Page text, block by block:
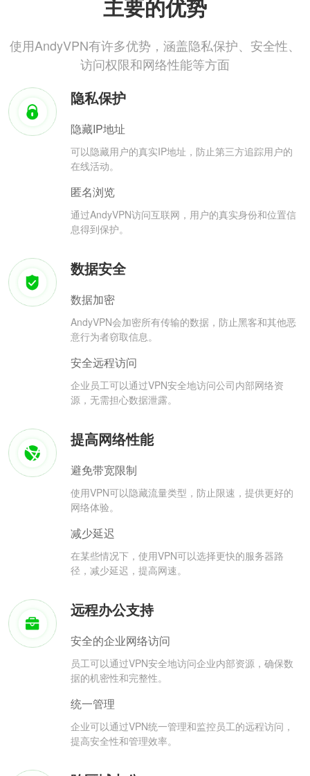
主要的优势
使用AndyVPN有许多优势，涵盖隐私保护、安全性、
访问权限和网络性能等方面
隐私保护
隐藏IP地址
可以隐藏用户的真实IP地址，防止第三方追踪用户的
在线活动。
匿名浏览
通过AndyVPN访问互联网，用户的真实身份和位置信
息得到保护。
数据安全
数据加密
AndyVPN会加密所有传输的数据，防止黑客和其他恶
意行为者窃取信息。
安全远程访问
企业员工可以通过VPN安全地访问公司内部网络资
源，无需担心数据泄露。
提高网络性能
避免带宽限制
使用VPN可以隐藏流量类型，防止限速，提供更好的
网络体验。
减少延迟
在某些情况下，使用VPN可以选择更快的服务器路
径，减少延迟，提高网速。
远程办公支持
安全的企业网络访问
员工可以通过VPN安全地访问企业内部资源，确保数
据的机密性和完整性。
统一管理
企业可以通过VPN统一管理和监控员工的远程访问，
提高安全性和管理效率。